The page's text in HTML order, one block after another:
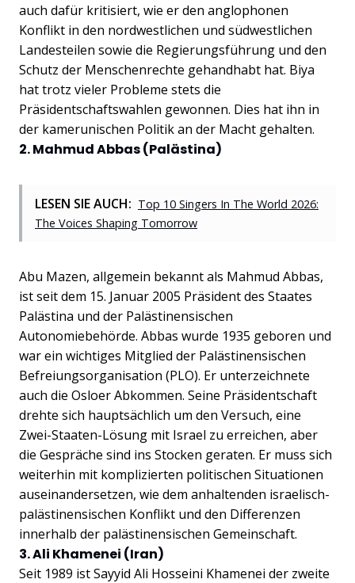
auch dafür kritisiert, wie er den anglophonen
Konflikt in den nordwestlichen und südwestlichen
Landesteilen sowie die Regierungsführung und den
Schutz der Menschenrechte gehandhabt hat. Biya
hat trotz vieler Probleme stets die
Präsidentschaftswahlen gewonnen. Dies hat ihn in
der kamerunischen Politik an der Macht gehalten.
2. Mahmud Abbas (Palästina)
LESEN SIE AUCH: Top 10 Singers In The World 2026:
The Voices Shaping Tomorrow
Abu Mazen, allgemein bekannt als Mahmud Abbas,
ist seit dem 15. Januar 2005 Präsident des Staates
Palästina und der Palästinensischen
Autonomiebehörde. Abbas wurde 1935 geboren und
war ein wichtiges Mitglied der Palästinensischen
Befreiungsorganisation (PLO). Er unterzeichnete
auch die Osloer Abkommen. Seine Präsidentschaft
drehte sich hauptsächlich um den Versuch, eine
Zwei-Staaten-Lösung mit Israel zu erreichen, aber
die Gespräche sind ins Stocken geraten. Er muss sich
weiterhin mit komplizierten politischen Situationen
auseinandersetzen, wie dem anhaltenden israelisch-
palästinensischen Konflikt und den Differenzen
innerhalb der palästinensischen Gemeinschaft.
3. Ali Khamenei (Iran)
Seit 1989 ist Sayyid Ali Hosseini Khamenei der zweite